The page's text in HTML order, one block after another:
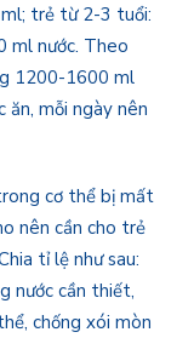
trẻ từ 2-3 tuổi:
ml nước. Theo
1200-1600 ml
ăn, mỗi ngày nên
cơ thể bị mất
nên cần cho trẻ
tỉ lệ như sau:
nước cần thiết,
chống xói mòn